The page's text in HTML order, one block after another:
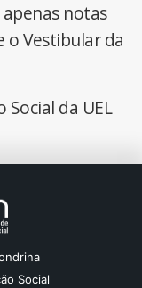
notas
o Vestibular da
da UEL
Social